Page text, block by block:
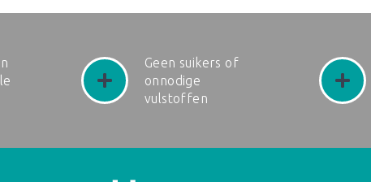
Geen suikers of
onnodige
vulstoffen